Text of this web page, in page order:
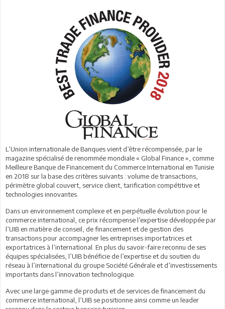
L’Union internationale de Banques vient d’être récompensée, par le
magazine spécialisé de renommée mondiale « Global Finance », comme
Meilleure Banque de Financement du Commerce International en Tunisie
en 2018 sur la base des critères suivants : volume de transactions,
périmètre global couvert, service client, tarification compétitive et
technologies innovantes.
Dans un environnement complexe et en perpétuelle évolution pour le
commerce international, ce prix récompense l’expertise développée par
l’UIB en matière de conseil, de financement et de gestion des
transactions pour accompagner les entreprises importatrices et
exportatrices à l’international. En plus du savoir-faire reconnu de ses
équipes spécialisées, l’UIB bénéficie de l’expertise et du soutien du
réseau à l’international du groupe Société Générale et d’investissements
importants dans l’innovation technologique.
Avec une large gamme de produits et de services de financement du
commerce international, l’UIB se positionne ainsi comme un leader